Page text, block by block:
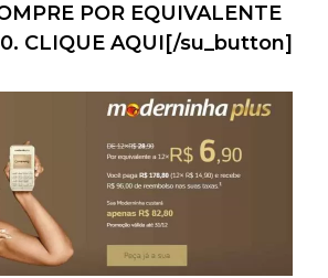
POR EQUIVALENTE
CLIQUE AQUI[/su_button]